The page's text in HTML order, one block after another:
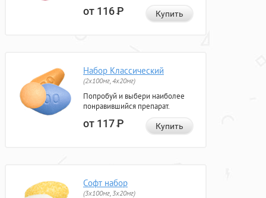
от 116Р Купить
Набор Классический
(2x100мг, 4x20мг)
Попробуй и выбери наиболее
понравившийся препарат.
от 117Р Купить
Софт набор
(3x100мг, 3x20мг)